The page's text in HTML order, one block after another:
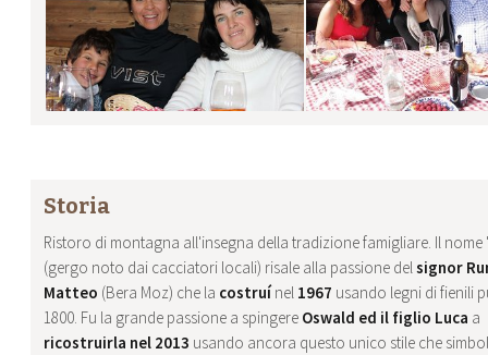
Storia
Ristoro di montagna all'insegna della tradizione famigliare. Il nome
(gergo noto dai cacciatori locali) risale alla passione delsignor
Matteo (Bera Moz) che la costruínel 1967 usando legni di fienili
1800. Fu la grande passione a spingere Oswald ed il figlio Luca a
ricostruirla nel 2013 usando ancora questo unico stile che